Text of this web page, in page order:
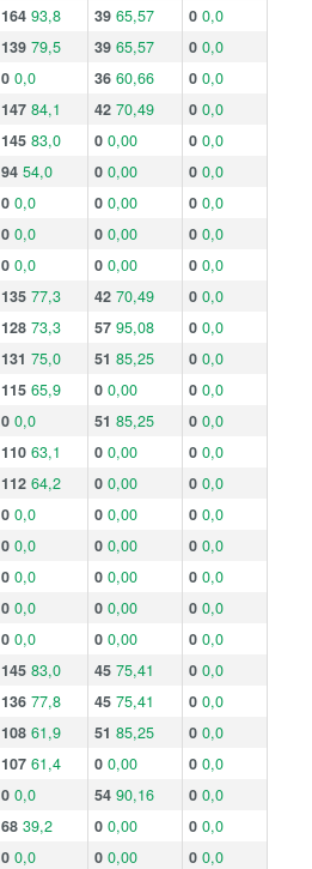
164 93,8 39 65,57 0 0,0
139 79,5 39 65,57 0 0,0
0 0,0 36 60,66 0 0,0
147 84,1 42 70,49 0 0,0
145 83,0 0 0,00 0 0,0
94 54,0 0 0,00 0 0,0
0 0,0 0 0,00 0 0,0
0 0,0 0 0,00 0 0,0
0 0,0 0 0,00 0 0,0
135 77,3 42 70,49 0 0,0
128 73,3 57 95,08 0 0,0
131 75,0 51 85,25 0 0,0
115 65,9 0 0,00 0 0,0
0 0,0 51 85,25 0 0,0
110 63,1 0 0,00 0 0,0
112 64,2 0 0,00 0 0,0
0 0,0 0 0,00 0 0,0
0 0,0 0 0,00 0 0,0
0 0,0 0 0,00 0 0,0
0 0,0 0 0,00 0 0,0
0 0,0 0 0,00 0 0,0
145 83,0 45 75,41 0 0,0
136 77,8 45 75,41 0 0,0
108 61,9 51 85,25 0 0,0
107 61,4 0 0,00 0 0,0
0 0,0 54 90,16 0 0,0
68 39,2 0 0,00 0 0,0
0 0,0 0 0,00 0 0,0